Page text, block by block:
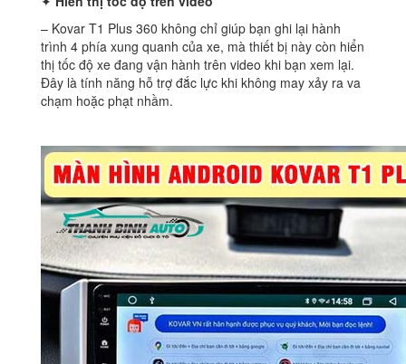
– Kovar T1 Plus 360 không chỉ giúp bạn ghi lại hành
trình 4 phía xung quanh của xe, mà thiết bị này còn hiển
thị tốc độ xe đang vận hành trên video khi bạn xem lại.
Đây là tính năng hỗ trợ đắc lực khi không may xảy ra va
chạm hoặc phạt nhầm.